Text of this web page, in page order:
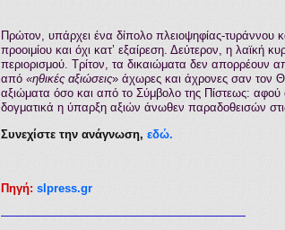
Πρώτον, υπάρχει ένα δίπολο πλειοψηφίας-τυράννου
προοιμίου και όχι κατ’ εξαίρεση. Δεύτερον, η λαϊκή
περιορισμού. Τρίτον, τα δικαιώματα δεν απορρέουν
από «ηθικές αξιώσεις» άχωρες και άχρονες σαν τον
αξιώματα όσο και από το Σύμβολο της Πίστεως: αφού
δογματικά η ύπαρξη αξιών άνωθεν παραδοθεισών
Συνεχίστε την ανάγνωση, εδώ.
Πηγή: slpress.gr
—————————————————————